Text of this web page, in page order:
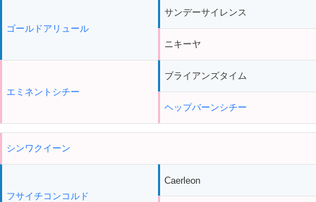
ゴールドアリュール
エミネントシチー
サンデーサイレンス
ニキーヤ
ブライアンズタイム
ヘップバーンシチー
シンワクイーン
フサイチコンコルド
Caerleon